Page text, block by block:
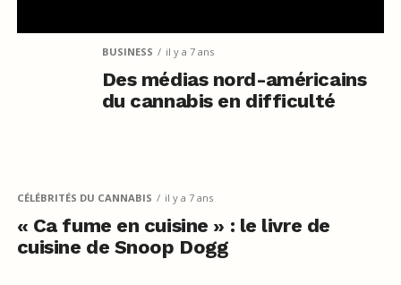
BUSINESS il y a 7 ans
Des médias nord-américains
du cannabis en difficulté
CÉLÉBRITÉS DU CANNABIS il y a 7 ans
« Ca fume en cuisine » : le livre de
cuisine de Snoop Dogg